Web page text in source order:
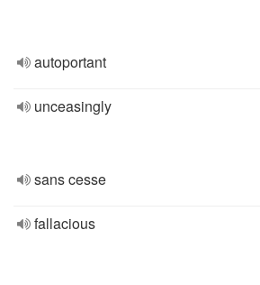
autoportant
unceasingly
sans cesse
fallacious